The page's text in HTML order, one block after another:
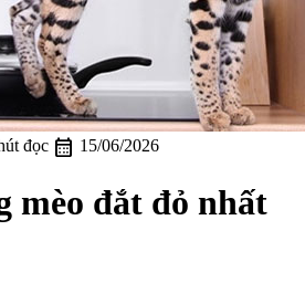
đọc calendar_month 15/06/2026
mèo đắt đỏ nhất